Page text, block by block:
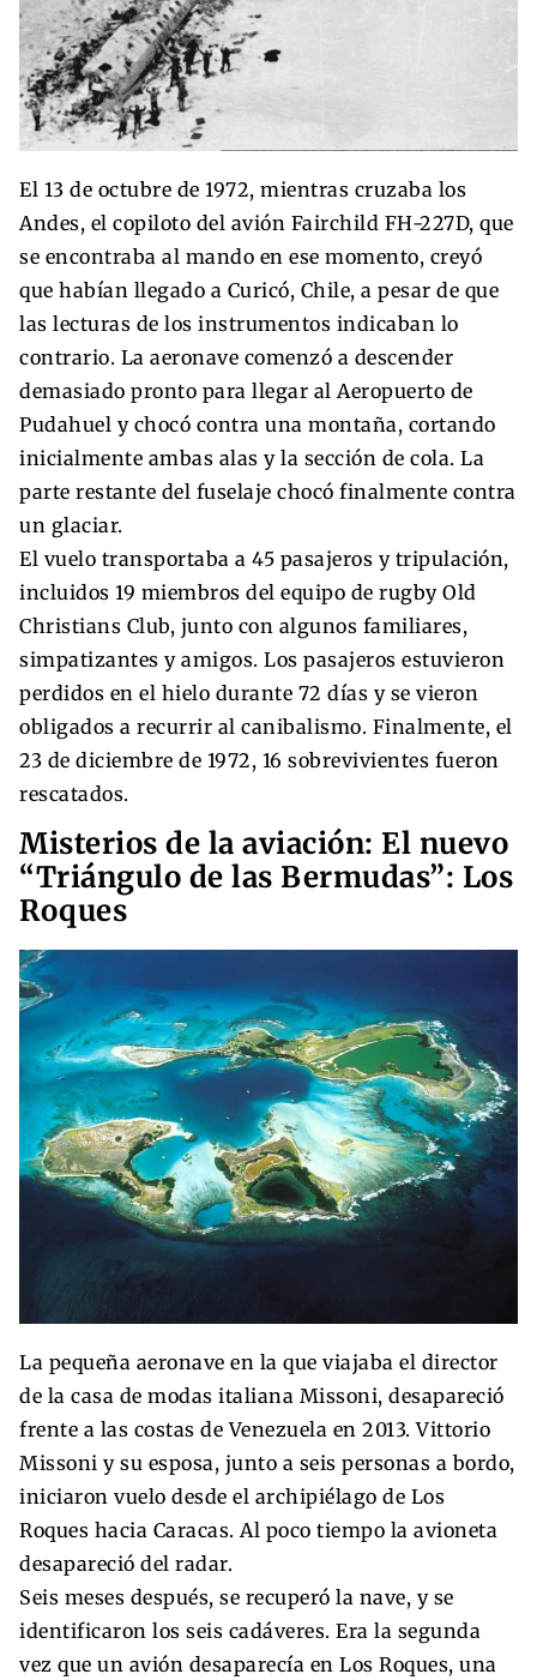
El 13 de octubre de 1972, mientras cruzaba los
Andes, el copiloto del avión Fairchild FH-227D, que
se encontraba al mando en ese momento, creyó
que habían llegado a Curicó, Chile, a pesar de que
las lecturas de los instrumentos indicaban lo
contrario. La aeronave comenzó a descender
demasiado pronto para llegar al Aeropuerto de
Pudahuel y chocó contra una montaña, cortando
inicialmente ambas alas y la sección de cola. La
parte restante del fuselaje chocó finalmente contra
un glaciar.
El vuelo transportaba a 45 pasajeros y tripulación,
incluidos 19 miembros del equipo de rugby Old
Christians Club, junto con algunos familiares,
simpatizantes y amigos.​ Los pasajeros estuvieron
perdidos en el hielo durante 72 días y se vieron
obligados a recurrir al canibalismo. Finalmente, el
23 de diciembre de 1972, 16 sobrevivientes fueron
rescatados.
Misterios de la aviación: El nuevo
“Triángulo de las Bermudas”: Los
Roques
La pequeña aeronave en la que viajaba el director
de la casa de modas italiana Missoni, desapareció
frente a las costas de Venezuela en 2013. Vittorio
Missoni y su esposa, junto a seis personas a bordo,
iniciaron vuelo desde el archipiélago de Los
Roques hacia Caracas. Al poco tiempo la avioneta
desapareció del radar.
Seis meses después, se recuperó la nave, y se
identificaron los seis cadáveres. Era la segunda
vez que un avión desaparecía en Los Roques, una